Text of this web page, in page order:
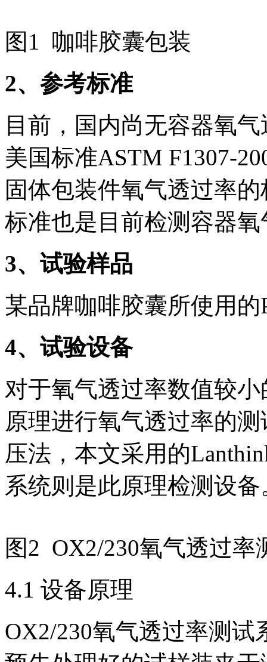
图1 咖啡胶囊包装
2、参考标准
目前，国内尚无容器氧
美国标准ASTM F1307-
固体包装件氧气透过率
标准也是目前检测容器
3、试验样品
某品牌咖啡胶囊所使用的
4、试验设备
对于氧气透过率数值较
原理进行氧气透过率的
压法，本文采用的
系统则是此原理检测设备
图2 OX2/230氧气透过率
4.1 设备原理
OX2/230氧气透过率测